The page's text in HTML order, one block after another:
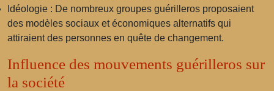
Idéologie : De nombreux groupes guérilleros proposaient
des modèles sociaux et économiques alternatifs qui
attiraient des personnes en quête de changement.
Influence des mouvements guérilleros sur
la société